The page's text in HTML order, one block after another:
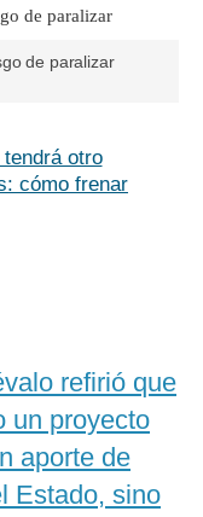
de paralizar
tendrá otro
cómo frenar
refirió que
un proyecto
aporte de
Estado, sino